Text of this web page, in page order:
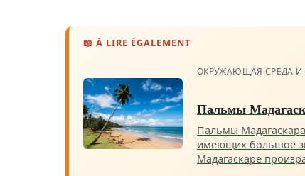
📖 À LIRE ÉGALEMENT
ОКРУЖАЮЩАЯ СРЕДА И
Пальмы
Пальмы
имеющих большое
Мадагаскаре